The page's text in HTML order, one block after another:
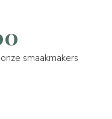
smaakmakers